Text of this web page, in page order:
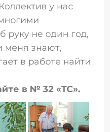
у нас
руку не один год,
меня знают,
в работе найти
в № 32 «ТС».